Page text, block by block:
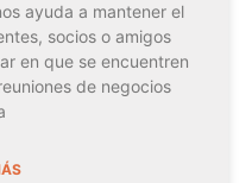
ayuda a mantener el
socios o amigos
en que se encuentren
de negocios